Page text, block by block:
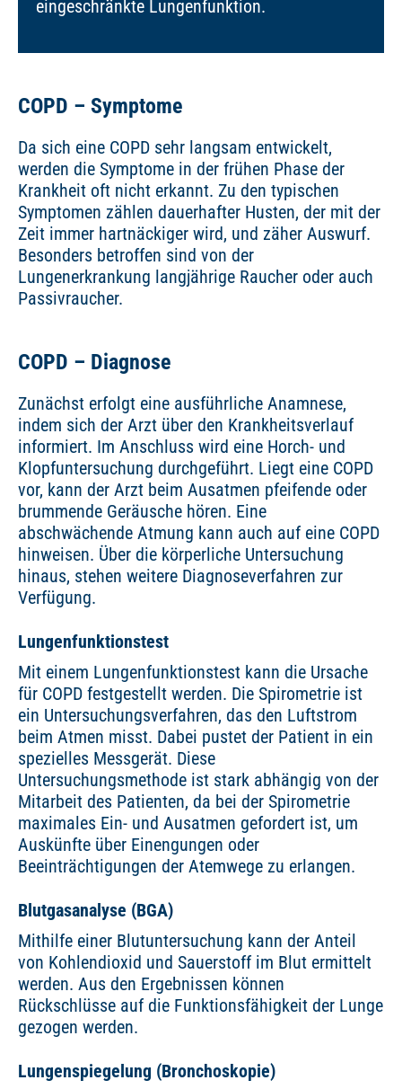
eingeschränkte Lungenfunktion.
COPD – Symptome
Da sich eine COPD sehr langsam entwickelt,
werden die Symptome in der frühen Phase der
Krankheit oft nicht erkannt. Zu den typischen
Symptomen zählen dauerhafter Husten, der mit der
Zeit immer hartnäckiger wird, und zäher Auswurf.
Besonders betroffen sind von der
Lungenerkrankung langjährige Raucher oder auch
Passivraucher.
COPD – Diagnose
Zunächst erfolgt eine ausführliche Anamnese,
indem sich der Arzt über den Krankheitsverlauf
informiert. Im Anschluss wird eine Horch- und
Klopfuntersuchung durchgeführt. Liegt eine COPD
vor, kann der Arzt beim Ausatmen pfeifende oder
brummende Geräusche hören. Eine
abschwächende Atmung kann auch auf eine COPD
hinweisen. Über die körperliche Untersuchung
hinaus, stehen weitere Diagnoseverfahren zur
Verfügung.
Lungenfunktionstest
Mit einem Lungenfunktionstest kann die Ursache
für COPD festgestellt werden. Die Spirometrie ist
ein Untersuchungsverfahren, das den Luftstrom
beim Atmen misst. Dabei pustet der Patient in ein
spezielles Messgerät. Diese
Untersuchungsmethode ist stark abhängig von der
Mitarbeit des Patienten, da bei der Spirometrie
maximales Ein- und Ausatmen gefordert ist, um
Auskünfte über Einengungen oder
Beeinträchtigungen der Atemwege zu erlangen.
Blutgasanalyse (BGA)
Mithilfe einer Blutuntersuchung kann der Anteil
von Kohlendioxid und Sauerstoff im Blut ermittelt
werden. Aus den Ergebnissen können
Rückschlüsse auf die Funktionsfähigkeit der Lunge
gezogen werden.
Lungenspiegelung (Bronchoskopie)